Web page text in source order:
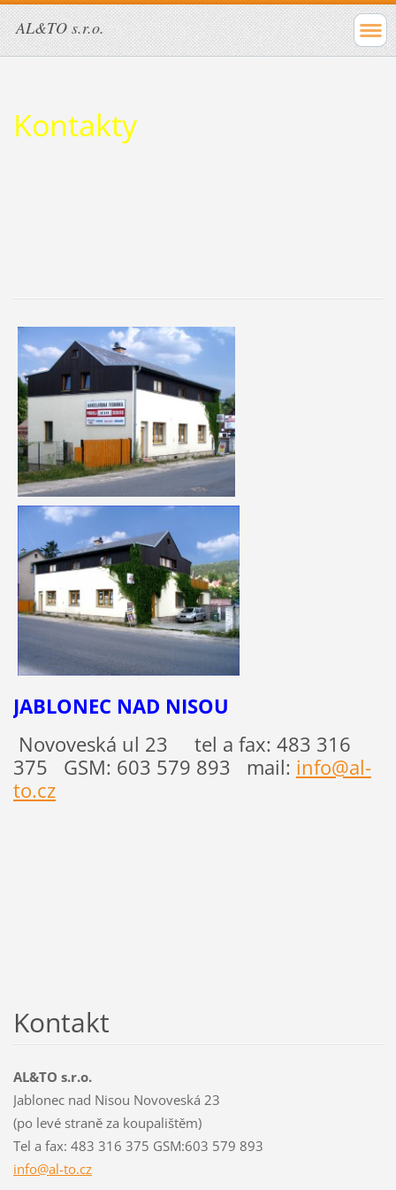
AL&TO s.r.o.
Kontakty
JABLONEC NAD NISOU
Novoveská ul 23 tel a fax: 483 316
375 GSM: 603 579 893 mail: info@al-
to.cz
Kontakt
AL&TO s.r.o.
Jablonec nad Nisou Novoveská 23
(po levé straně za koupalištěm)
Tel a fax: 483 316 375 GSM:603 579 893
info@al-to.cz